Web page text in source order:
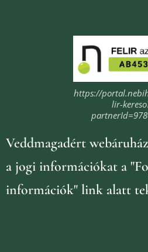
https://
lir-
Veddmagadért webáruház
a jogi információkat a
információk" link alatt